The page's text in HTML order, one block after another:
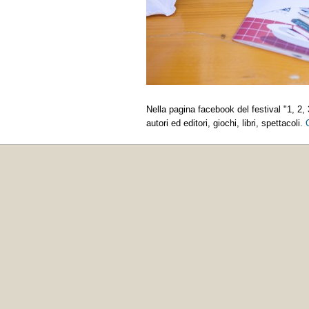
Nella pagina facebook del festival "1,
autori ed editori, giochi, libri, spettacoli.